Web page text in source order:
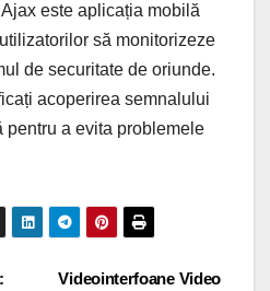
este aplicația mobilă
să monitorizeze
de securitate de oriunde.
acoperirea semnalului
pentru a evita problemele
Videointerfoane Video